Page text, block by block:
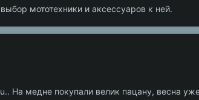
мототехники и аксессуаров к ней.
На медне покупали велик пацану, весна